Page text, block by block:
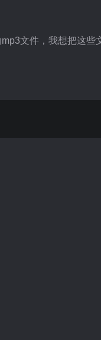
文件，我想把这些